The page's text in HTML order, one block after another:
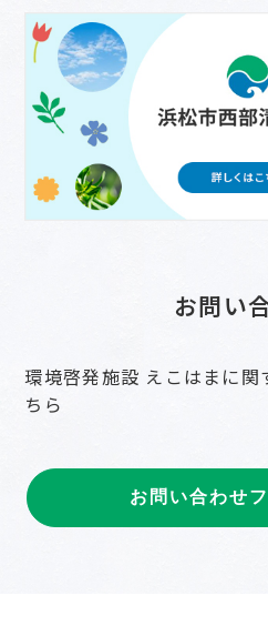
お問い
環境啓発施設 えこはまに関
ちら
お問い合わせ